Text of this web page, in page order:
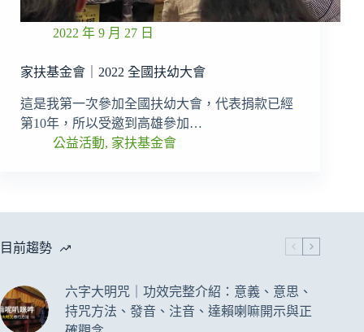
2022 年 9 月 27 日
家扶基金會｜2022 全國扶幼大會
這是我第一次參加全國扶幼大會，代表捐款已經
第10年，所以受邀到高雄參加…
公益活動, 家扶基金會
目前趨勢
六字大明咒｜功效完整介紹：意義、意思、
持咒方法、發音、注音、達賴喇嘛開示與正